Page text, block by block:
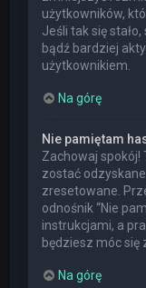
użytkowników,
Jeśli tak się
bądź bardziej
użytkownikiem.
Na górę
Nie pamiętam
Zachowaj spokój!
zostać
zresetowane.
odnośnik “Nie
instrukcjami, a
będziesz móc się
Na górę